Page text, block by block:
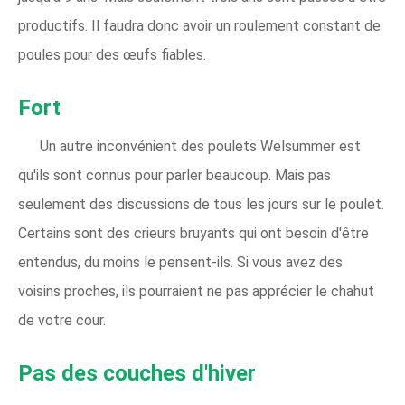
productifs. Il faudra donc avoir un roulement constant de
poules pour des œufs fiables.
Fort
Un autre inconvénient des poulets Welsummer est
qu'ils sont connus pour parler beaucoup. Mais pas
seulement des discussions de tous les jours sur le poulet.
Certains sont des crieurs bruyants qui ont besoin d'être
entendus, du moins le pensent-ils. Si vous avez des
voisins proches, ils pourraient ne pas apprécier le chahut
de votre cour.
Pas des couches d'hiver